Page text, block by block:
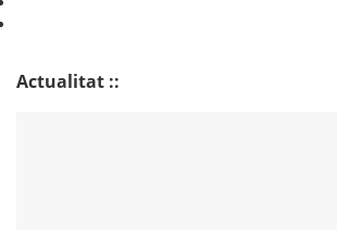
Actualitat ::